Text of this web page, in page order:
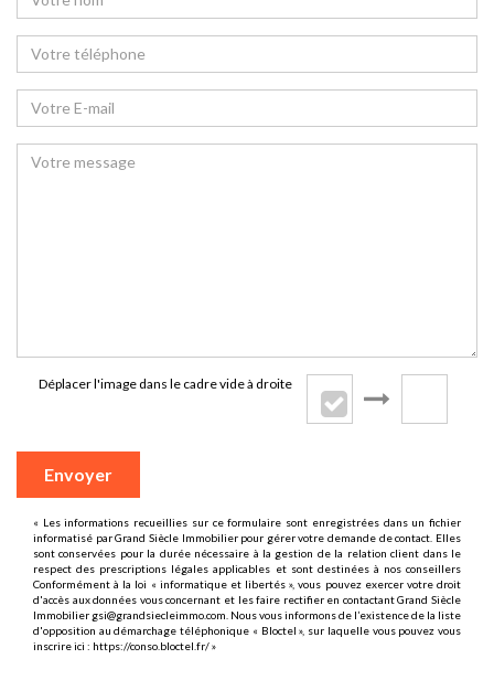
Déplacer l'image dans le cadre vide à droite
Envoyer
« Les informations recueillies sur ce formulaire sont enregistrées dans un fichier
informatisé par Grand Siècle Immobilier pour gérer votre demande de contact. Elles
sont conservées pour la durée nécessaire à la gestion de la relation client dans le
respect des prescriptions légales applicables et sont destinées à nos conseillers
Conformément à la loi « informatique et libertés », vous pouvez exercer votre droit
d'accès aux données vous concernant et les faire rectifier en contactant Grand Siècle
Immobilier gsi@grandsiecleimmo.com. Nous vous informons de l’existence de la liste
d'opposition au démarchage téléphonique « Bloctel », sur laquelle vous pouvez vous
inscrire ici : https://conso.bloctel.fr/»